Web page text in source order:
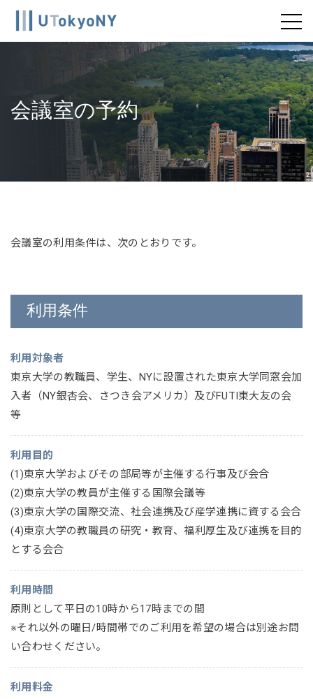
会議室の予約
会議室の利用条件は、次のとおりです。
利用条件
利用対象者
東京大学の教職員、学生、NYに設置された東京大学同窓会加
入者（NY銀杏会、さつき会アメリカ）及びFUTI東大友の会
等
利用目的
(1)東京大学およびその部局等が主催する行事及び会合
(2)東京大学の教員が主催する国際会議等
(3)東京大学の国際交流、社会連携及び産学連携に資する会合
(4)東京大学の教職員の研究・教育、福利厚生及び連携を目的
とする会合
利用時間
原則として平日の10時から17時までの間
※それ以外の曜日/時間帯でのご利用を希望の場合は別途お問
い合わせください。
利用料金